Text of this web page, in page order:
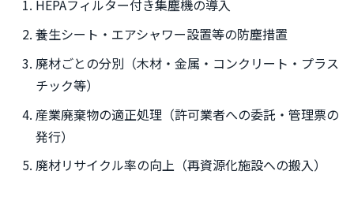
HEPAフィルター付き集塵機の導入
養生シート・エアシャワー設置等の防塵措置
廃材ごとの分別（木材・金属・コンクリート・プラス
チック等）
産業廃棄物の適正処理（許可業者への委託・管理票の
発行）
廃材リサイクル率の向上（再資源化施設への搬入）